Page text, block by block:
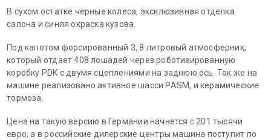
В сухом остатке черные колеса, эксклюзивная отделка
салона и синяя окраска кузова.
Под капотом форсированный 3, 8 литровый атмосферник,
который отдает 408 лошадей через роботизированную
коробку PDK с двумя сцеплениями на заднюю ось. Так же на
машине реализовано активное шасси PASM, и керамические
тормоза.
Цена на такую версию в Германии начнется с 201 тысячи
евро, а в российские дилерские центры машина поступит по